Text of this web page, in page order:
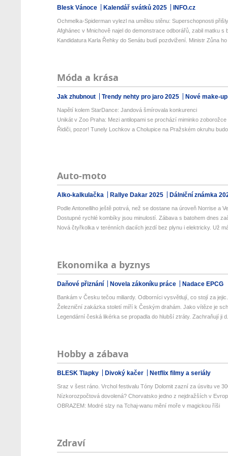
Blesk Vánoce Kalendář svátků 2025 INFO.cz
Ochmelka-Spiderman vylezl na umělou stěnu: Superschopnosti
Afghánec v Mnichově najel do demonstrace odborářů, zabil matku s
Kandidatura Karla Řehky do Senátu budí pozdvižení. Ministr Zůna
Móda a krása
Jak zhubnout Trendy nehty pro jaro 2025 Nové make-
Napětí kolem StarDance: Jandová šmírovala konkurenci
Unikát v Zoo Praha: Mezi antilopami se prochází miminko zoborožce
Řidiči, pozor! Tunely Lochkov a Cholupice na Pražském okruhu
Auto-moto
Alko-kalkulačka Rallye Dakar 2025 Dálniční známka
Podle Antonelliho ještě potrvá, než se dostane na úroveň Norrise a
Dostupné rychlé kombíky jsou minulostí. Zábava s batohem dnes
Nová čtyřkolka v terénních daciích jezdí bez plynu i elektricky. Už
Ekonomika a byznys
Daňové přiznání Novela zákoníku práce Nadace EPCG
Bankám v Česku tečou miliardy. Odborníci vysvětlují, co stojí za
Železniční zakázka století míří k Českým drahám. Jako vítěze je
Legendární česká likérka se propadla do hlubší ztráty. Zachraňují ji
Hobby a zábava
BLESK Tlapky Divoký kačer Netflix filmy a seriály
Sraz v šest ráno. Vrchol festivalu Tóny Dolomit zazní za úsvitu ve
Nízkorozpočtová dovolená? Chorvatsko jedno z nejdražších v
OBRAZEM: Modré slzy na Tchaj-wanu mění moře v magickou říši
Zdraví